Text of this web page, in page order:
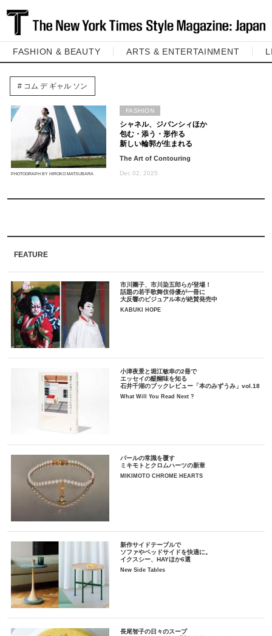
FASHION & BEAUTY ARTS & ENTERTAINMENT
コム デ ギャル ソン
PHOTOGRAPH BY HIROKO MATSUBARA
シャネル、ジバンシィほか
包む・添う・形作る
新しい輪郭が生まれる
The Art of Contouring
Dec 02, 2025
FASHION
FEATURE
市川團子、市川染五郎らが登場！
話題の若手歌舞伎俳優が一冊に
大反響のビジュアル本が絶賛発売中
KABUKI HOPE
小津夜景と堀江敏幸の2冊で
エッセイの醍醐味を知る
石井千湖のブックレビュー「本のみずうみ」vol.18
What Will You Read Next ?
パールの常識を覆す
ミキモトとクロムハーツの新章
MIKIMOTO CHROME HEARTS
新作サイドテーブルで
ソファやベッドサイドを快適に。
イクスシー、HAYほか6選
New Side Tables
長尾智子の日々のスープ